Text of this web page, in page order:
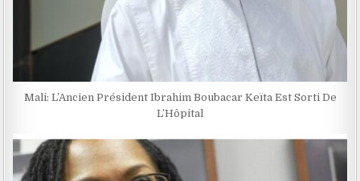
Mali: L’Ancien Président Ibrahim Boubacar Keïta Est Sorti De
L’Hôpital